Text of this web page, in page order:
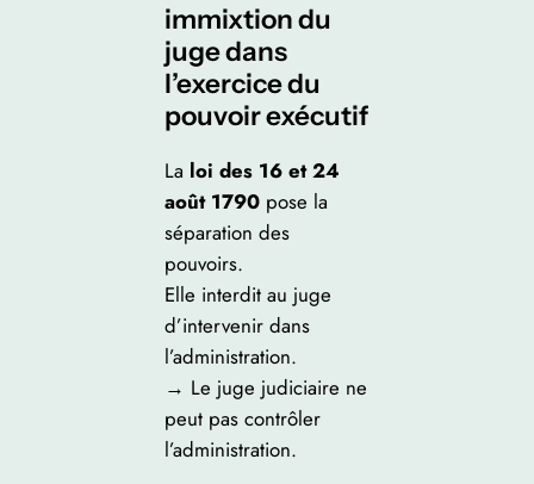
immixtion du
juge dans
l’exercice du
pouvoir exécutif
La loi des 16 et 24
août 1790pose la
séparation des
pouvoirs.
Elle interdit au juge
d’intervenir dans
l’administration.
→ Le juge judiciaire ne
peut pas contrôler
l’administration.